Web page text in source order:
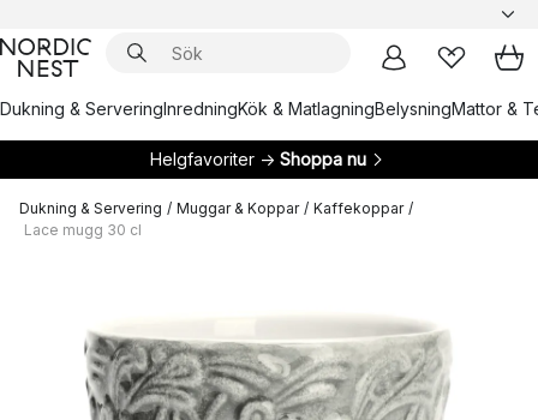
Dukning & ServeringInredningKök & MatlagningBelysningMattor &
Helgfavoriter → Shoppa nu
Dukning & Servering / Muggar & Koppar / Kaffekoppar /
Lace mugg 30 cl